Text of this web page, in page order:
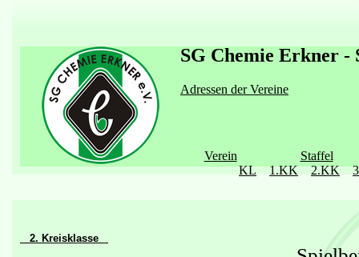
SG Chemie Erkner -
Adressen der Vereine
Verein
Staffel
KL
1.KK 2.KK
2. Kreisklasse